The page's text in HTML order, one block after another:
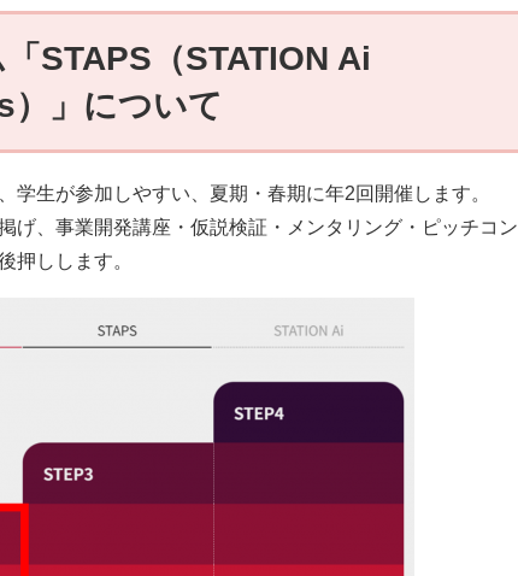
STAPS（STATION Ai
」について
生が参加しやすい、夏期・春期に年2回開催します。
げ、事業開発講座・仮説検証・メンタリング・ピッチコン
押しします。